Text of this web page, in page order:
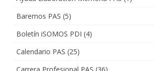
Baremos PAS (5)
Boletín iSOMOS PDI (4)
Calendario PAS (25)